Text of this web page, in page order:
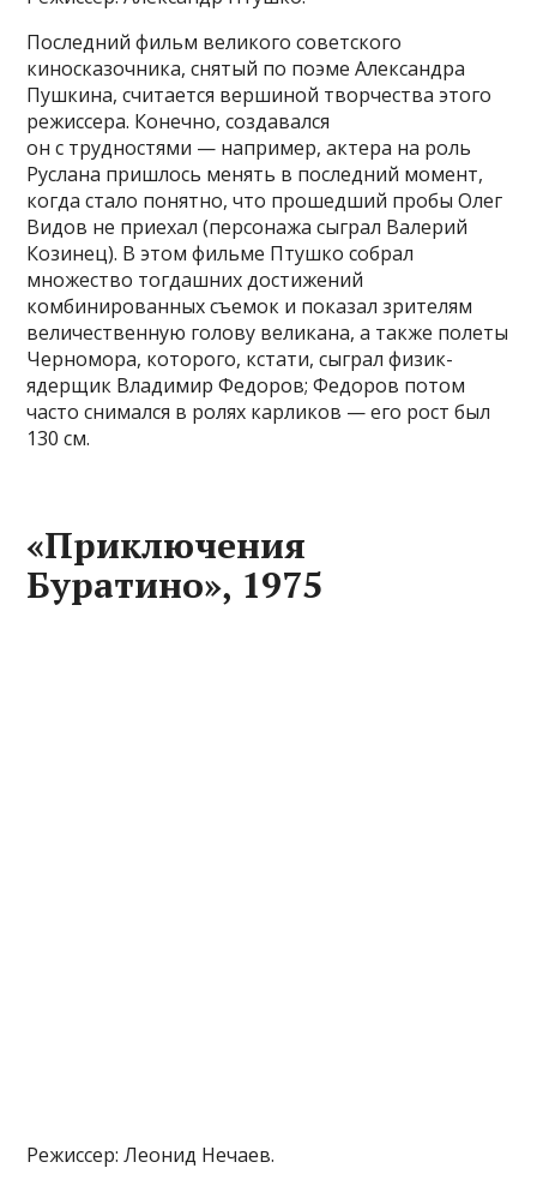
Последний фильм великого советского
киносказочника, снятый по поэме Александра
Пушкина, считается вершиной творчества этого
режиссера. Конечно, создавался
он с трудностями — например, актера на роль
Руслана пришлось менять в последний момент,
когда стало понятно, что прошедший пробы Олег
Видов не приехал (персонажа сыграл Валерий
Козинец). В этом фильме Птушко собрал
множество тогдашних достижений
комбинированных съемок и показал зрителям
величественную голову великана, а также полеты
Черномора, которого, кстати, сыграл физик-
ядерщик Владимир Федоров; Федоров потом
часто снимался в ролях карликов — его рост был
130 см.
«Приключения
Буратино», 1975
Режиссер: Леонид Нечаев.